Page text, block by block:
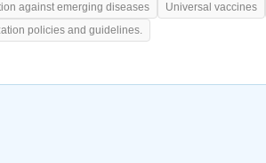
against emerging diseases
Universal vaccines
policies and guidelines.